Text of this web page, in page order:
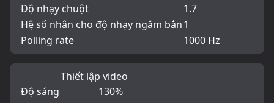
Độ nhạy chuột
1.7
Hệ số nhân cho độ nhạy ngắm bắn1
Polling rate
1000 Hz
Thiết lập video
Độ sáng
130%